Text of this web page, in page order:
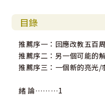
目錄
推薦序一：回應改教五
推薦序二：另一個可能
推薦序三：一個新的亮
緒 論………1